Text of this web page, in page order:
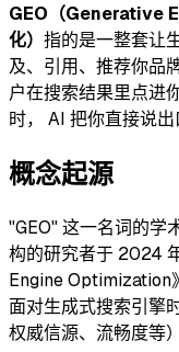
GEO（Generative
化） 指的是一整套让
及、引用、推荐你品
户在搜索结果里点进
时， AI 把你直接说
概念起源
"GEO" 这一名词的学
构的研究者于 2024
Engine Optimization
面对生成式搜索引擎
权威信源、流畅度等